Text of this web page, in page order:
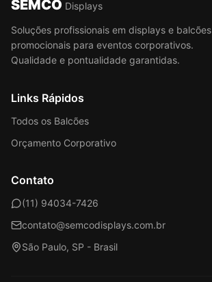
SEMCO Displays
Soluções profissionais em displays e balcões
promocionais para eventos corporativos.
Qualidade e pontualidade garantidas.
Links Rápidos
Todos os Balcões
Orçamento Corporativo
Contato
(11) 94034-7426
contato@semcodisplays.com.br
São Paulo, SP - Brasil